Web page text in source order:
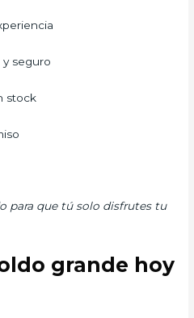
y seguro
stock
para que tú solo disfrutes tu
grande hoy